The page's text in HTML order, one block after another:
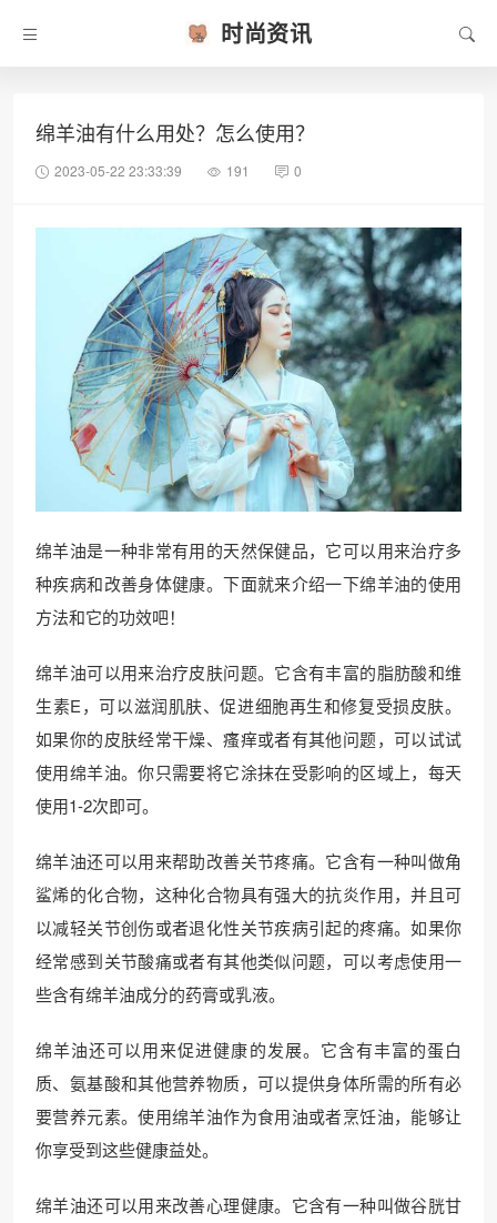
时尚资讯
绵羊油有什么用处？怎么使用？
2023-05-22 23:33:39 191 0
绵羊油是一种非常有用的天然保健品，它可以用来治疗多
种疾病和改善身体健康。下面就来介绍一下绵羊油的使用
方法和它的功效吧！
绵羊油可以用来治疗皮肤问题。它含有丰富的脂肪酸和维
生素E，可以滋润肌肤、促进细胞再生和修复受损皮肤。
如果你的皮肤经常干燥、瘙痒或者有其他问题，可以试试
使用绵羊油。你只需要将它涂抹在受影响的区域上，每天
使用1-2次即可。
绵羊油还可以用来帮助改善关节疼痛。它含有一种叫做角
鲨烯的化合物，这种化合物具有强大的抗炎作用，并且可
以减轻关节创伤或者退化性关节疾病引起的疼痛。如果你
经常感到关节酸痛或者有其他类似问题，可以考虑使用一
些含有绵羊油成分的药膏或乳液。
绵羊油还可以用来促进健康的发展。它含有丰富的蛋白
质、氨基酸和其他营养物质，可以提供身体所需的所有必
要营养元素。使用绵羊油作为食用油或者烹饪油，能够让
你享受到这些健康益处。
绵羊油还可以用来改善心理健康。它含有一种叫做谷胱甘